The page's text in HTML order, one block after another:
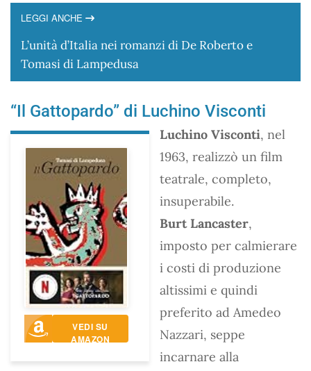
LEGGI ANCHE
L’unità d’Italia nei romanzi di De Roberto e
Tomasi di Lampedusa
“Il Gattopardo” di Luchino Visconti
VEDI SU
AMAZON
Luchino Visconti, nel
1963, realizzò un film
teatrale, completo,
insuperabile.
Burt Lancaster,
imposto per calmierare
i costi di produzione
altissimi e quindi
preferito ad Amedeo
Nazzari, seppe
incarnare alla